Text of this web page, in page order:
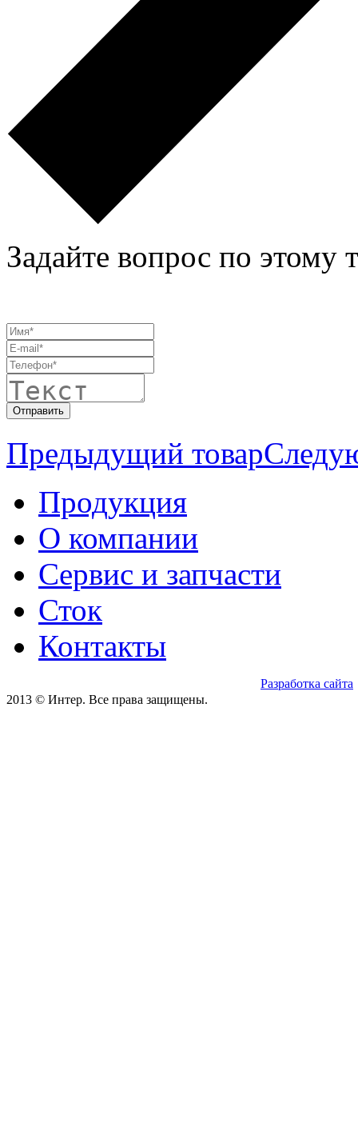
Задайте вопрос по этому
Предыдущий товар
Продукция
О компании
Сервис и запчасти
Сток
Контакты
2013 © Интер. Все права защищены.
Разработка сайта